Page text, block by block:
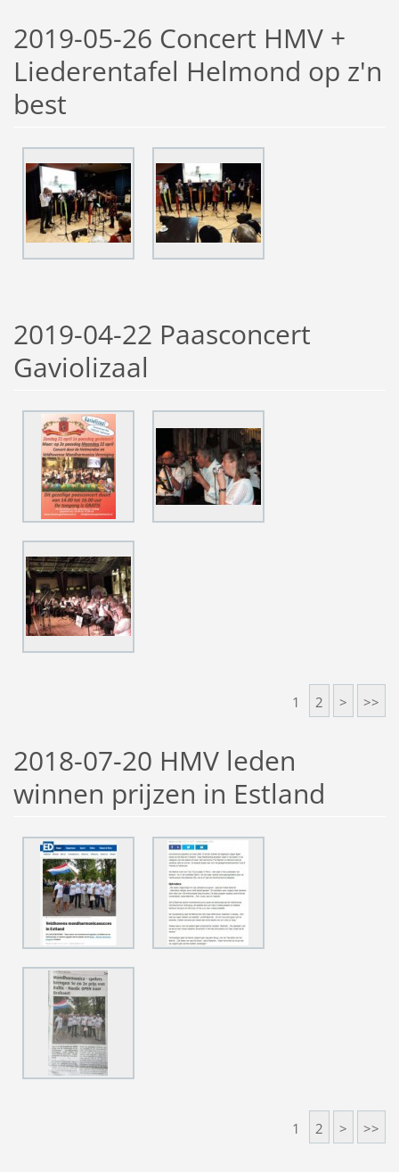
2019-05-26 Concert HMV +
Liederentafel Helmond op z'n
best
2019-04-22 Paasconcert
Gaviolizaal
1 2 > >>
2018-07-20 HMV leden
winnen prijzen in Estland
1 2 > >>